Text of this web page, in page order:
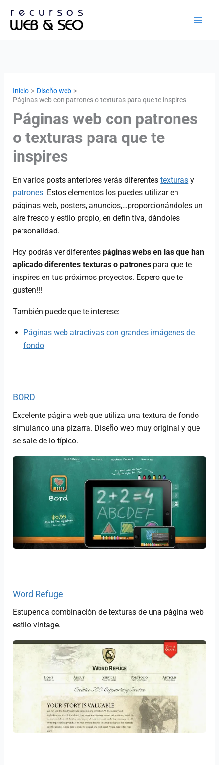
Inicio
Diseño web
Páginas web con patrones o texturas para que te inspires
Páginas web con patrones
o texturas para que te
inspires
En varios posts anteriores verás diferentestexturas y
patrones. Estos elementos los puedes utilizar en
páginas web, posters, anuncios,…proporcionándoles un
aire fresco y estilo propio, en definitiva, dándoles
personalidad.
Hoy podrás ver diferentes páginas webs en las que han
aplicado diferentes texturas o patrones para que te
inspires en tus próximos proyectos. Espero que te
gusten!!!
También puede que te interese:
Páginas web atractivas con grandes imágenes de
fondo
BORD
Excelente página web que utiliza una textura de fondo
simulando una pizarra. Diseño web muy original y que
se sale de lo típico.
Word Refuge
Estupenda combinación de texturas de una página web
estilo vintage.